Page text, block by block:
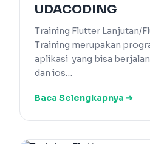
UDACODING
Training Flutter Lanjutan/
Training merupakan
aplikasi yang bisa
dan ios…
Baca Selengkapnya ➔